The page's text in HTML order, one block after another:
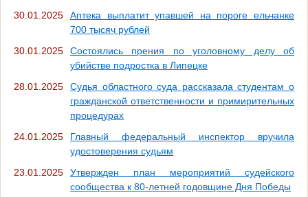
30.01.2025
Аптека выплатит упавшей на пороге ельчанке
700 тысяч рублей
30.01.2025
Состоялись прения по уголовному делу об
убийстве подростка в Липецке
28.01.2025
Судья областного суда рассказала студентам о
гражданской ответственности и примирительных
процедурах
24.01.2025
Главный федеральный инспектор вручила
удостоверения судьям
23.01.2025
Утвержден план мероприятий судейского
сообщества к 80-летней годовщине Дня Победы